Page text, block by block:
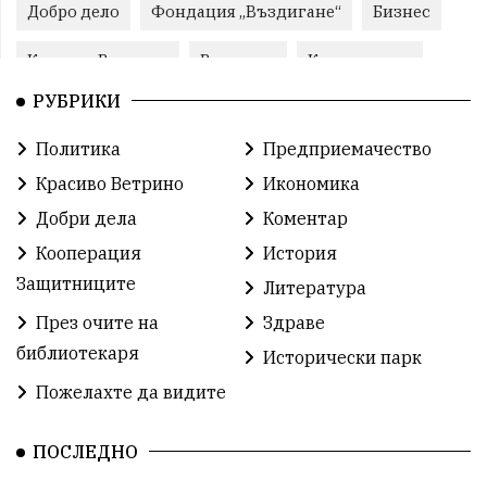
Добро дело Фондация „Въздигане“ Бизнес
Красиво Ветрино Развитие Криминално
Фондация Въздигане
Автосъбитие Празници Розариумът
Партия "Величие" Здраве
СУ „Христо Ботев“ – Ветрино Вълчи дол
Предстоящи Доброволчески дейности
Забавления Второ българско царство
Храна от село Лична инициатива
РУБРИКИ
Политика
Предприемачество
Красиво Ветрино
Икономика
Добри дела
Коментар
Кооперация
Защитниците
История
Литература
През очите на
библиотекаря
Здраве
Исторически парк
Пожелахте да видите
ПОСЛЕДНО